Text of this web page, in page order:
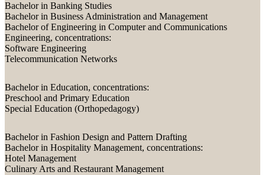
Bachelor in Banking Studies
Bachelor in Business Administration and Management
Bachelor of Engineering in Computer and Communications
Engineering, concentrations:
Software Engineering
Telecommunication Networks
Bachelor in Education, concentrations:
Preschool and Primary Education
Special Education (Orthopedagogy)
Bachelor in Fashion Design and Pattern Drafting
Bachelor in Hospitality Management, concentrations:
Hotel Management
Culinary Arts and Restaurant Management